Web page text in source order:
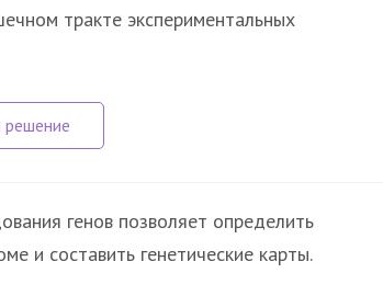
тракте экспериментальных
генов позволяет определить
и составить генетические карты.